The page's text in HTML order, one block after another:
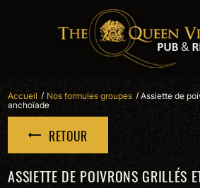
Accueil Nos formules groupes Assiette de
anchoïade
RETOUR
ASSIETTE DE POIVRONS GRILLÉS
Panneau de gestion des cookies